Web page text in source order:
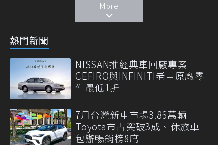
More
熱門新聞
NISSAN推經典車回廠專案
CEFIRO與INFINITI老車原廠零
件最低1折
7月台灣新車市場3.86萬輛
Toyota市占突破3成、休旅車
包辦暢銷榜8席